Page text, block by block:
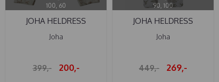
100, 60
JOHA HELDRESS
ULL/SILKE AOP ...
Joha
399,- 200,-
90, 100
JOHA HELDRESS
ULL/SILKE ...
Joha
449,- 269,-